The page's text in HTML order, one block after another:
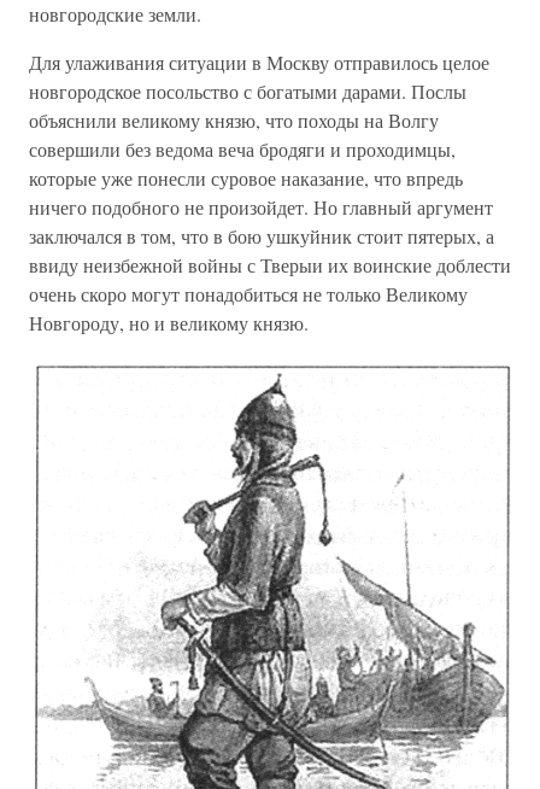
новгородские земли.
Для улаживания ситуации в Москву отправилось целое
новгородское посольство с богатыми дарами. Послы
объяснили великому князю, что походы на Волгу
совершили без ведома веча бродяги и проходимцы,
которые уже понесли суровое наказание, что впредь
ничего подобного не произойдет. Но главный аргумент
заключался в том, что в бою ушкуйник стоит пятерых, а
ввиду неизбежной войны с Тверыи их воинские доблести
очень скоро могут понадобиться не только Великому
Новгороду, но и великому князю.